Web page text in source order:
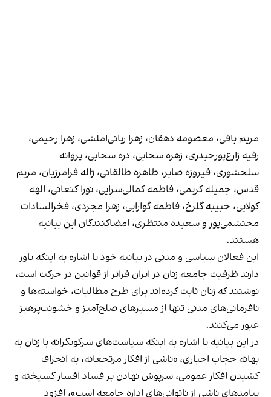
مریم باقی، معصومه دهقان، زهرا ربانی‌املشی، زهرا رحیمی،
رقیه زارع‌پورحیدری، زهره سحابی، دره سحابی، پروانه
سلحشوری، فیروزه صابر، طاهره طالقانی، ژاله فرامرزیان، مریم
قدس، جمیله کریمی، فاطمه کمالی‌سرایی، نورا کنعانی، الهه
کولایی، حبیبه گلرخ، فاطمه گوارایی، زهرا مجردی، فخرالسادات
محتشمی‌پور و سعیده منتظری، امضاکنندگان این بیانیه
هستند.
این فعالان سیاسی و مدنی در بیانیه خود با اشاره به اینکه باور
دارند ظرفیت جامعه زنان در ایران فراتر از قوانین در حرکت است،
نوشتند که زنان ثابت کرده‌اند برای طرح مطالبات، خواسته‌ها و
نافرمانی‌های مدنی تنها از مسیرهای صلح‌آمیز و خشونت‌پرهیز
عبور می‌کنند.
در این بیانیه با اشاره به اینکه سیاست‌های سرکوبگرانه با زنان به
بهانه حجاب اجباری، «ناشی از افکار مرتجعانه، به انحراف
کشیدن افکار عمومی، سرپوش نهادن بر فساد ‌افسار گسیخته و
پیامدهای ناشی از ناتوانی‌های اداره جامعه است»، افزود